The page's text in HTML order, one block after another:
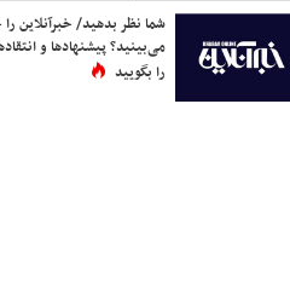
شما نظر بدهید/ خبرآنلاین
می‌بینید؟ پیشنهادها و
را بگویید